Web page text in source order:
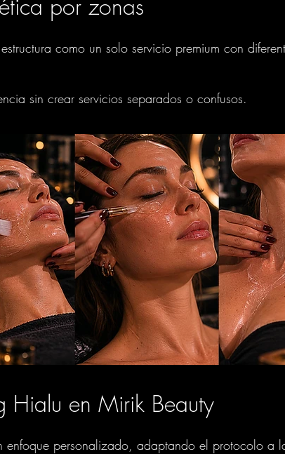
por zonas
como un solo servicio premium con
sin crear servicios separados o confusos.
Hialu en Mirik Beauty
enfoque personalizado, adaptando el protocolo a